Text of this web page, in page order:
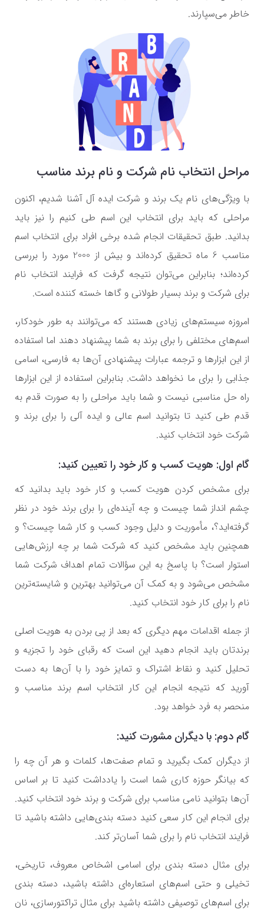
خاطر می‌سپارند.
مراحل انتخاب نام شرکت و نام برند مناسب
با ویژگی‌های نام یک برند و شرکت ایده آل آشنا شدیم، اکنون
مراحلی که باید برای انتخاب این اسم طی کنیم را نیز باید
بدانید. طبق تحقیقات انجام شده برخی افراد برای انتخاب اسم
مناسب 6 ماه تحقیق کرده‌اند و بیش از 2000 مورد را بررسی
کرده‌اند؛ بنابراین می‌توان نتیجه گرفت که فرایند انتخاب نام
برای شرکت و برند بسیار طولانی و گاها خسته کننده است.
امروزه سیستم‌های زیادی هستند که می‌توانند به طور خودکار،
اسم‌های مختلفی را برای برند به شما پیشنهاد دهند اما استفاده
از این ابزارها و ترجمه عبارات پیشنهادی آن‌ها به فارسی، اسامی
جذابی را برای ما نخواهد داشت. بنابراین استفاده از این ابزارها
راه حل مناسبی نیست و شما باید مراحلی را به صورت قدم به
قدم طی کنید تا بتوانید اسم عالی و ایده آلی را برای برند و
شرکت خود انتخاب کنید.
گام اول: هویت کسب و کار خود را تعیین کنید:
برای مشخص کردن هویت کسب و کار خود باید بدانید که
چشم انداز شما چیست و چه آینده‌ای را برای برند خود در نظر
گرفته‌اید؟، مأموریت و دلیل وجود کسب و کار شما چیست؟ و
همچنین باید مشخص کنید که شرکت شما بر چه ارزش‌هایی
استوار است؟ با پاسخ به این سؤالات تمام اهداف شرکت شما
مشخص می‌شود و به کمک آن می‌توانید بهترین و شایسته‌ترین
نام را برای کار خود انتخاب کنید.
از جمله اقدامات مهم دیگری که بعد از پی بردن به هویت اصلی
برندتان باید انجام دهید این است که رقبای خود را تجزیه و
تحلیل کنید و نقاط اشتراک و تمایز خود را با آن‌ها به دست
آورید که نتیجه انجام این کار انتخاب اسم برند مناسب و
منحصر به فرد خواهد بود.
گام دوم: با دیگران مشورت کنید:
از دیگران کمک بگیرید و تمام صفت‌ها، کلمات و هر آن چه را
که بیانگر حوزه کاری شما است را یادداشت کنید تا بر اساس
آن‌ها بتوانید نامی مناسب برای شرکت و برند خود انتخاب کنید.
برای انجام این کار سعی کنید دسته بندی‌هایی داشته باشید تا
فرایند انتخاب نام را برای شما آسان‌تر کند.
برای مثال دسته بندی برای اسامی اشخاص معروف، تاریخی،
تخیلی و حتی اسم‌های استعاره‌ای داشته باشید، دسته بندی
برای اسم‌های توصیفی داشته باشید برای مثال تراکتورسازی، نان